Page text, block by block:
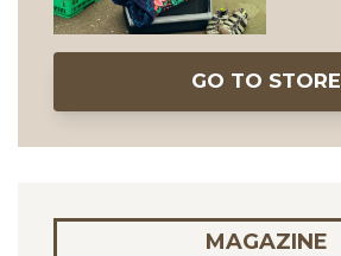
GO TO STORE
MAGAZINE